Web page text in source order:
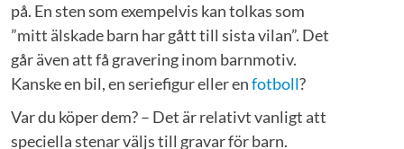
på. En sten som exempelvis kan tolkas som
”mitt älskade barn har gått till sista vilan”. Det
går även att få gravering inom barnmotiv.
Kanske en bil, en seriefigur eller enfotboll?
Var du köper dem? – Det är relativt vanligt att
speciella stenar väljs till gravar för barn.